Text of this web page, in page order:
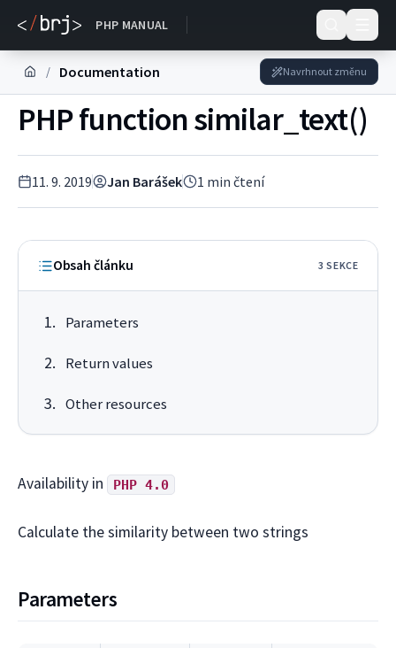
PHP MANUAL
DOKUMENTACE
/ Documentation Navrhnout změnu
PHP function similar_text()
11. 9. 2019 Jan Barášek 1 min čtení
Obsah článku 3 SEKCE
Parameters
Return values
Other resources
Availability in PHP 4.0
Calculate the similarity between two strings
Parameters